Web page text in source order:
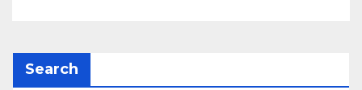
Search